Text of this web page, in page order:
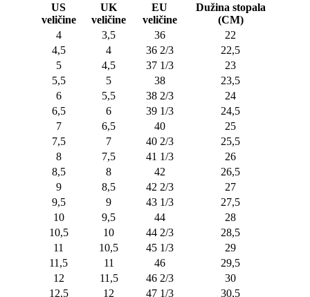
US
veličine
UK
veličine
EU
veličine
Dužina stopala
(CM)
4
3,5 36
22
4,5
4 36 2/3
22,5
5
4,5 37 1/3
23
5,5
5 38
23,5
6
5,5 38 2/3
24
6,5
6 39 1/3
24,5
7
6,5 40
25
7,5
7 40 2/3
25,5
8
7,5 41 1/3
26
8,5
8 42
26,5
9
8,5 42 2/3
27
9,5
9 43 1/3
27,5
10
9,5 44
28
10,5
10 44 2/3
28,5
11
10,5 45 1/3
29
11,5
11 46
29,5
12
11,5 46 2/3
30
12,5
12 47 1/3
30,5